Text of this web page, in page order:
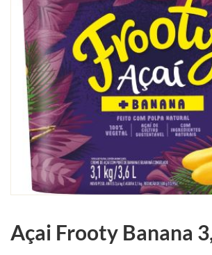
Açai Frooty Banana